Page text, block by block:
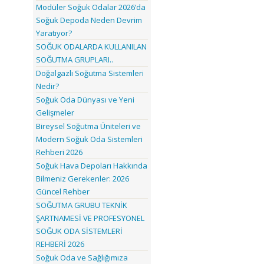
Modüler Soğuk Odalar 2026’da
Soğuk Depoda Neden Devrim
Yaratıyor?
SOĞUK ODALARDA KULLANILAN
SOĞUTMA GRUPLARI..
Doğalgazlı Soğutma Sistemleri
Nedir?
Soğuk Oda Dünyası ve Yeni
Gelişmeler
Bireysel Soğutma Üniteleri ve
Modern Soğuk Oda Sistemleri
Rehberi 2026
Soğuk Hava Depoları Hakkında
Bilmeniz Gerekenler: 2026
Güncel Rehber
SOĞUTMA GRUBU TEKNİK
ŞARTNAMESİ VE PROFESYONEL
SOĞUK ODA SİSTEMLERİ
REHBERİ 2026
Soğuk Oda ve Sağlığımıza